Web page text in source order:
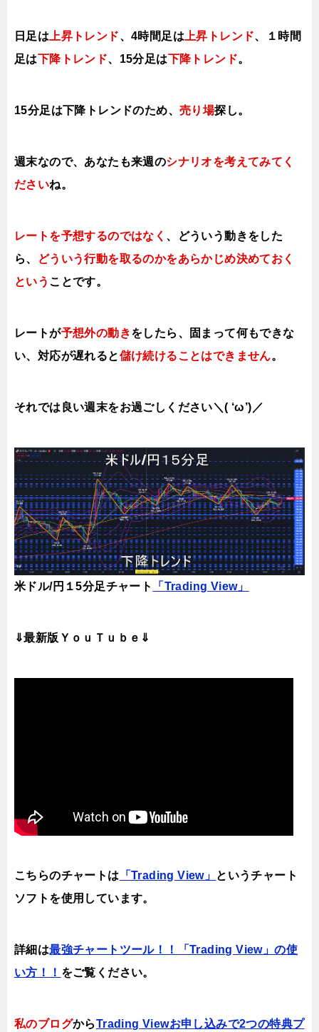
日足は 上昇トレンド、4時間足は 上昇トレンド、１時間
足は下降トレンド、15分足は下降トレンド。
15分足は下降トレンドのため、 売り場探し。
週末なので、あなたも来週のシナリオを考えてみてく
ださいね。
レートを予想するのではなく 、どういう動きをした
ら、
どういう行動を取るのかをあらかじめ決めておく
という ことです。
レートが予想外の動きをしたら、固まって何もできな
い、対応が遅れると儲け続けることはできません。
それでは良い週末をお過ごしください＼( ‘ω’)／
米ドル/円１5分足チャート 「Trading View」
⇓最新版ＹｏｕＴｕｂｅ⇓
こちらのチャートは 「Trading View」 というチャート
ソフトを使用しています。
詳細は最強チャートツール！！「Trading View」の使
い方！！ をご覧ください。
私のブログからTrading Viewお申し込みで2つの特典プ